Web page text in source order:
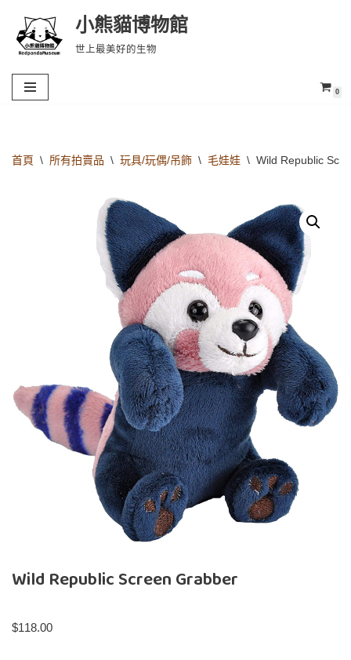
Skip
content
小熊貓博物館
世上最美好的生物
0
首頁 \ 所有拍賣品 \ 玩具/玩偶/吊飾 \ 毛娃娃 \ Wild Republic
Wild Republic Screen Grabber
$118.00